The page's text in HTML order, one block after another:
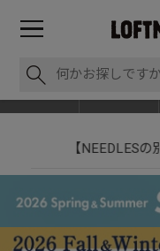
【NEEDLES